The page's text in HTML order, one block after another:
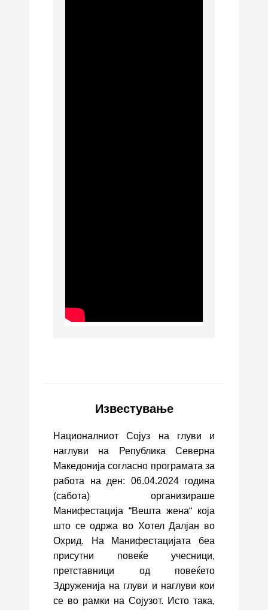
Известување
Националниот Сојуз на глуви и
наглуви на Република Северна
Македонија согласно програмата за
работа на ден: 06.04.2024 година
(сабота) организираше
Манифестација “Вешта жена“ која
што се одржа во Хотел Далјан во
Охрид. На Манифестацијата беа
присутни повеќе учесници,
претставници од повеќето
Здруженија на глуви и наглуви кои
се во рамки на Сојузот. Исто така,